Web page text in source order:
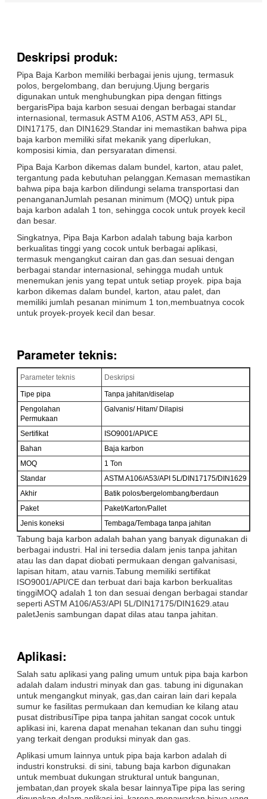
Deskripsi produk:
Pipa Baja Karbon memiliki berbagai jenis ujung, termasuk
polos, bergelombang, dan berujung.Ujung bergaris
digunakan untuk menghubungkan pipa dengan fittings
bergarisPipa baja karbon sesuai dengan berbagai standar
internasional, termasuk ASTM A106, ASTM A53, API 5L,
DIN17175, dan DIN1629.Standar ini memastikan bahwa pipa
baja karbon memiliki sifat mekanik yang diperlukan,
komposisi kimia, dan persyaratan dimensi.
Pipa Baja Karbon dikemas dalam bundel, karton, atau palet,
tergantung pada kebutuhan pelanggan.Kemasan memastikan
bahwa pipa baja karbon dilindungi selama transportasi dan
penangananJumlah pesanan minimum (MOQ) untuk pipa
baja karbon adalah 1 ton, sehingga cocok untuk proyek kecil
dan besar.
Singkatnya, Pipa Baja Karbon adalah tabung baja karbon
berkualitas tinggi yang cocok untuk berbagai aplikasi,
termasuk mengangkut cairan dan gas.dan sesuai dengan
berbagai standar internasional, sehingga mudah untuk
menemukan jenis yang tepat untuk setiap proyek. pipa baja
karbon dikemas dalam bundel, karton, atau palet, dan
memiliki jumlah pesanan minimum 1 ton,membuatnya cocok
untuk proyek-proyek kecil dan besar.
Parameter teknis:
Parameter teknis
Deskripsi
Tipe pipa
Tanpa jahitan/diselap
Pengolahan
Permukaan
Galvanis/ Hitam/ Dilapisi
Sertifikat
ISO9001/API/CE
Bahan
Baja karbon
MOQ
1 Ton
Standar
ASTM A106/A53/API 5L/DIN17175/DIN1629
Akhir
Batik polos/bergelombang/berdaun
Paket
Paket/Karton/Pallet
Jenis koneksi
Tembaga/Tembaga tanpa jahitan
Tabung baja karbon adalah bahan yang banyak digunakan di
berbagai industri. Hal ini tersedia dalam jenis tanpa jahitan
atau las dan dapat diobati permukaan dengan galvanisasi,
lapisan hitam, atau varnis.Tabung memiliki sertifikat
ISO9001/API/CE dan terbuat dari baja karbon berkualitas
tinggiMOQ adalah 1 ton dan sesuai dengan berbagai standar
seperti ASTM A106/A53/API 5L/DIN17175/DIN1629.atau
paletJenis sambungan dapat dilas atau tanpa jahitan.
Aplikasi:
Salah satu aplikasi yang paling umum untuk pipa baja karbon
adalah dalam industri minyak dan gas. tabung ini digunakan
untuk mengangkut minyak, gas,dan cairan lain dari kepala
sumur ke fasilitas permukaan dan kemudian ke kilang atau
pusat distribusiTipe pipa tanpa jahitan sangat cocok untuk
aplikasi ini, karena dapat menahan tekanan dan suhu tinggi
yang terkait dengan produksi minyak dan gas.
Aplikasi umum lainnya untuk pipa baja karbon adalah di
industri konstruksi. di sini, tabung baja karbon digunakan
untuk membuat dukungan struktural untuk bangunan,
jembatan,dan proyek skala besar lainnyaTipe pipa las sering